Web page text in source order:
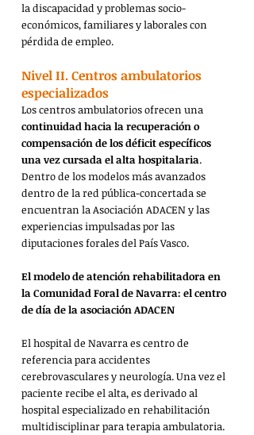
la discapacidad y problemas socio-
económicos, familiares y laborales con
pérdida de empleo.
Nivel II. Centros ambulatorios
especializados
Los centros ambulatorios ofrecen una
continuidad hacia la recuperación o
compensación de los déficit específicos
una vez cursada el alta hospitalaria.
Dentro de los modelos más avanzados
dentro de la red pública-concertada se
encuentran la Asociación ADACEN y las
experiencias impulsadas por las
diputaciones forales del País Vasco.
El modelo de atención rehabilitadora en
la Comunidad Foral de Navarra: el centro
de día de la asociación ADACEN
El hospital de Navarra es centro de
referencia para accidentes
cerebrovasculares y neurología. Una vez el
paciente recibe el alta, es derivado al
hospital especializado en rehabilitación
multidisciplinar para terapia ambulatoria.